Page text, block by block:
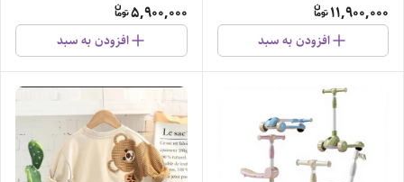
11,900,000
افزودن به سبد
5,900,000
افزودن به سبد